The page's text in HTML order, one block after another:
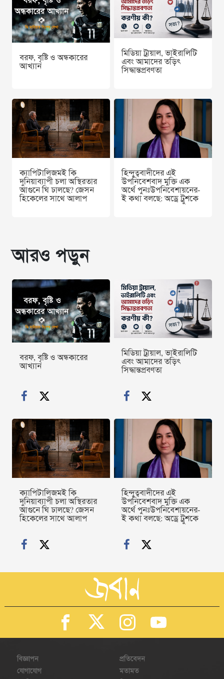
বরফ, বৃষ্টি ও অন্ধকারের
আখ্যান
মিডিয়া ট্রায়াল, ভাইরালিটি
এবং আমাদের তড়িৎ
সিদ্ধান্তপ্রবণতা
ক্যাপিটালিজমই কি
দুনিয়াব্যাপী চলা অস্থিরতার
আগুনে ঘি ঢালছে? জেসন
হিকেলের সাথে আলাপ
হিন্দুত্ববাদীদের এই
উপনিবেশবাদ মুক্তি এক
অর্থে পুনঃউপনিবেশায়নের-
ই কথা বলছে: অড্রে ট্রুশকে
আরও পড়ুন
বরফ, বৃষ্টি ও অন্ধকারের
আখ্যান
মিডিয়া ট্রায়াল, ভাইরালিটি
এবং আমাদের তড়িৎ
সিদ্ধান্তপ্রবণতা
ক্যাপিটালিজমই কি
দুনিয়াব্যাপী চলা অস্থিরতার
আগুনে ঘি ঢালছে? জেসন
হিকেলের সাথে আলাপ
হিন্দুত্ববাদীদের এই
উপনিবেশবাদ মুক্তি এক
অর্থে পুনঃউপনিবেশায়নের-
ই কথা বলছে: অড্রে ট্রুশকে
বিজ্ঞাপন
যোগাযোগ
প্রতিবেদন
মতামত